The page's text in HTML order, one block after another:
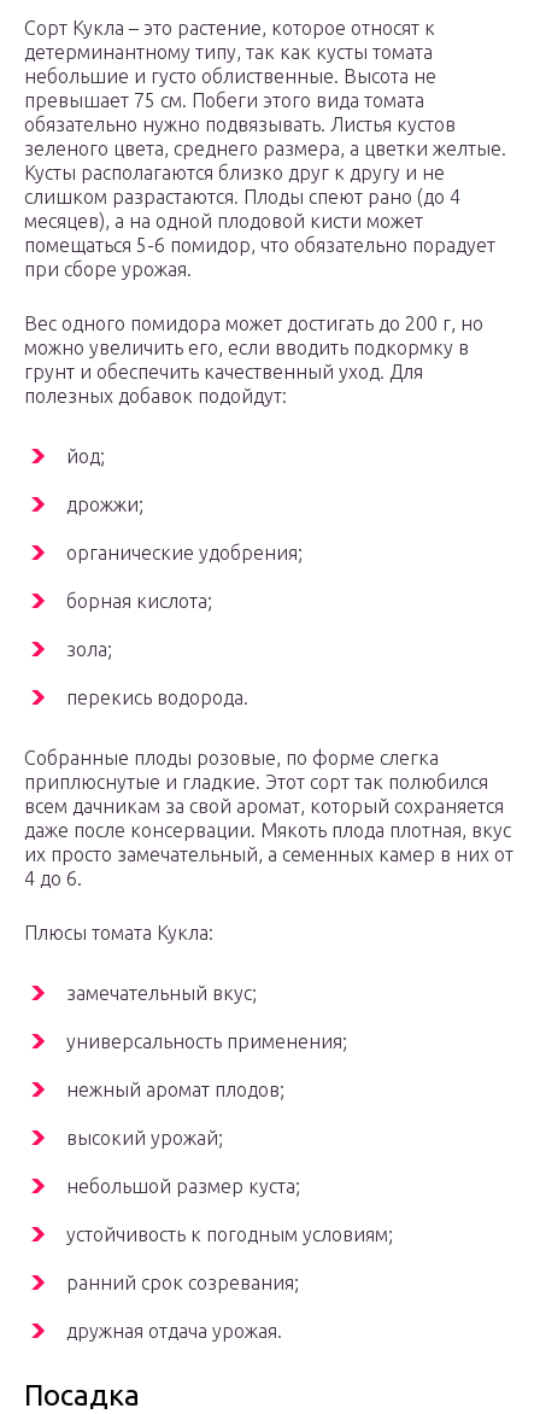
Сорт Кукла – это растение, которое относят к
детерминантному типу, так как кусты томата
небольшие и густо облиственные. Высота не
превышает 75 см. Побеги этого вида томата
обязательно нужно подвязывать. Листья кустов
зеленого цвета, среднего размера, а цветки желтые.
Кусты располагаются близко друг к другу и не
слишком разрастаются. Плоды спеют рано (до 4
месяцев), а на одной плодовой кисти может
помещаться 5-6 помидор, что обязательно порадует
при сборе урожая.
Вес одного помидора может достигать до 200 г, но
можно увеличить его, если вводить подкормку в
грунт и обеспечить качественный уход. Для
полезных добавок подойдут:
йод;
дрожжи;
органические удобрения;
борная кислота;
зола;
перекись водорода.
Собранные плоды розовые, по форме слегка
приплюснутые и гладкие. Этот сорт так полюбился
всем дачникам за свой аромат, который сохраняется
даже после консервации. Мякоть плода плотная, вкус
их просто замечательный, а семенных камер в них от
4 до 6.
Плюсы томата Кукла:
замечательный вкус;
универсальность применения;
нежный аромат плодов;
высокий урожай;
небольшой размер куста;
устойчивость к погодным условиям;
ранний срок созревания;
дружная отдача урожая.
Посадка